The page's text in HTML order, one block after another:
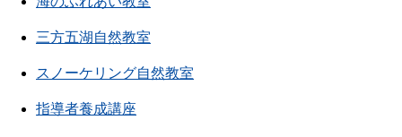
三方五湖自然教室
スノーケリング自然教室
指導者養成講座